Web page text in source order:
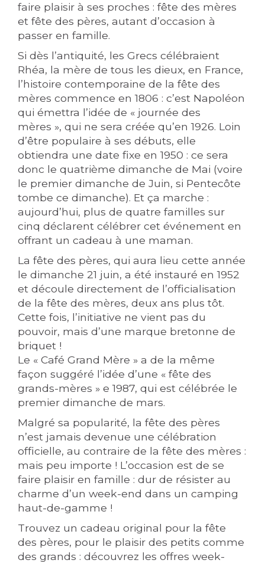
faire plaisir à ses proches : fête des mères
et fête des pères, autant d’occasion à
passer en famille.
Si dès l’antiquité, les Grecs célébraient
Rhéa, la mère de tous les dieux, en France,
l’histoire contemporaine de la fête des
mères commence en 1806 : c’est Napoléon
qui émettra l’idée de « journée des
mères », qui ne sera créée qu’en 1926. Loin
d’être populaire à ses débuts, elle
obtiendra une date fixe en 1950 : ce sera
donc le quatrième dimanche de Mai (voire
le premier dimanche de Juin, si Pentecôte
tombe ce dimanche). Et ça marche :
aujourd’hui, plus de quatre familles sur
cinq déclarent célébrer cet événement en
offrant un cadeau à une maman.
La fête des pères, qui aura lieu cette année
le dimanche 21 juin, a été instauré en 1952
et découle directement de l’officialisation
de la fête des mères, deux ans plus tôt.
Cette fois, l’initiative ne vient pas du
pouvoir, mais d’une marque bretonne de
briquet !
Le « Café Grand Mère » a de la même
façon suggéré l’idée d’une « fête des
grands-mères » e 1987, qui est célébrée le
premier dimanche de mars.
Malgré sa popularité, la fête des pères
n’est jamais devenue une célébration
officielle, au contraire de la fête des mères :
mais peu importe ! L’occasion est de se
faire plaisir en famille : dur de résister au
charme d’un week-end dans un camping
haut-de-gamme !
Trouvez un cadeau original pour la fête
des pères, pour le plaisir des petits comme
des grands : découvrez les offres week-